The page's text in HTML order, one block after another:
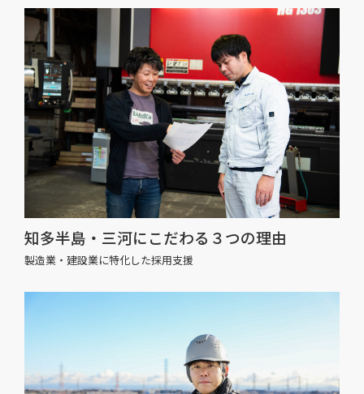
知多半島・三河にこだわる３つの理由
製造業・建設業に特化した採用支援